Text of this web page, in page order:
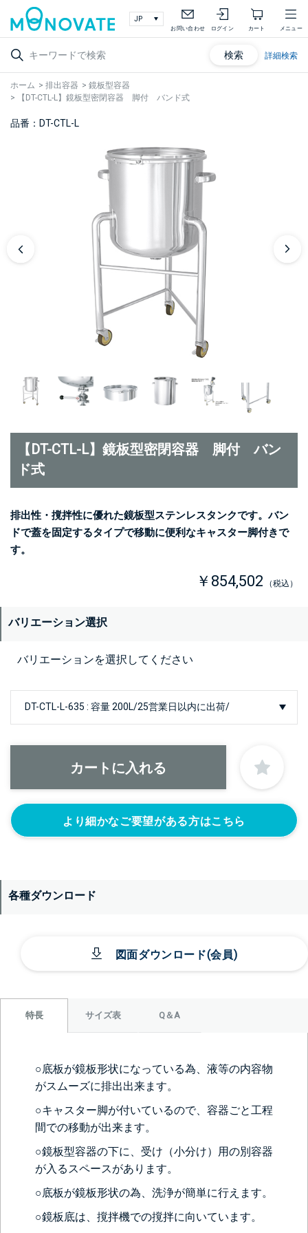
お問い合わせ ログイン カート メニュー
検索 詳細検索
ホーム > 排出容器 > 鏡板型容器
>
【DT-CTL-L】鏡板型密閉容器 脚付 バンド式
品番：DT-CTL-L
【DT-CTL-L】鏡板型密閉容器 脚付 バン
ド式
排出性・撹拌性に優れた鏡板型ステンレスタンクです。バン
ドで蓋を固定するタイプで移動に便利なキャスター脚付きで
す。
￥854,502 （税込）
バリエーション選択
バリエーションを選択してください
より細かなご要望がある方はこちら
各種ダウンロード
図面ダウンロード(会員)
特長 サイズ表 Q＆A
○底板が鏡板形状になっている為、液等の内容物
がスムーズに排出出来ます。
○キャスター脚が付いているので、容器ごと工程
間での移動が出来ます。
○鏡板型容器の下に、受け（小分け）用の別容器
が入るスペースがあります。
○底板が鏡板形状の為、洗浄が簡単に行えます。
○鏡板底は、撹拌機での撹拌に向いています。